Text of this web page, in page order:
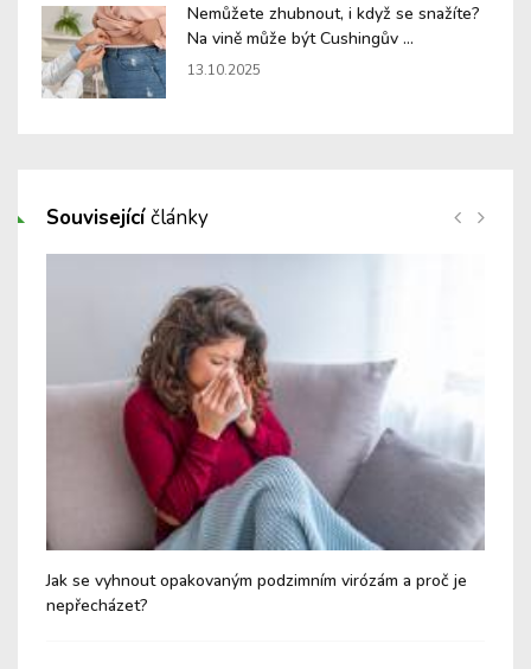
Nemůžete zhubnout, i když se snažíte?
Na vině může být Cushingův ...
13.10.2025
Souvisejícíčlánky
Jak se vyhnout opakovaným podzimním virózám a proč je
nepřecházet?